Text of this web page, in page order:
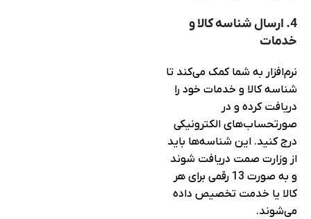
4. ارسال شناسه کالا و
خدمات
نرم‌افزار به شما کمک می‌کند تا
شناسه کالا و خدمات خود را
دریافت کرده و در
صورتحساب‌های الکترونیکی
درج کنید. این شناسه‌ها باید
از وزارت صمت دریافت شوند
و به صورت 13 رقمی برای هر
کالا یا خدمت تخصیص داده
می‌شوند.